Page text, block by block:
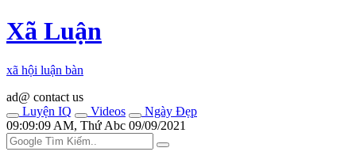
Xã Luận
xã hội luận bàn
ad@ contact us
Luyện IQ
Videos
Ngày Đẹp
09:09:09 AM, Thứ Abc 09/09/2021